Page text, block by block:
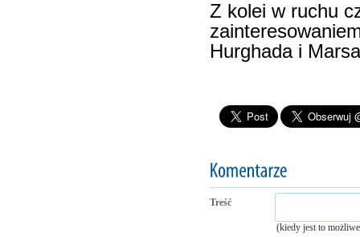
Z kolei w ruchu
Hurghada i
Treść
(kiedy jest to